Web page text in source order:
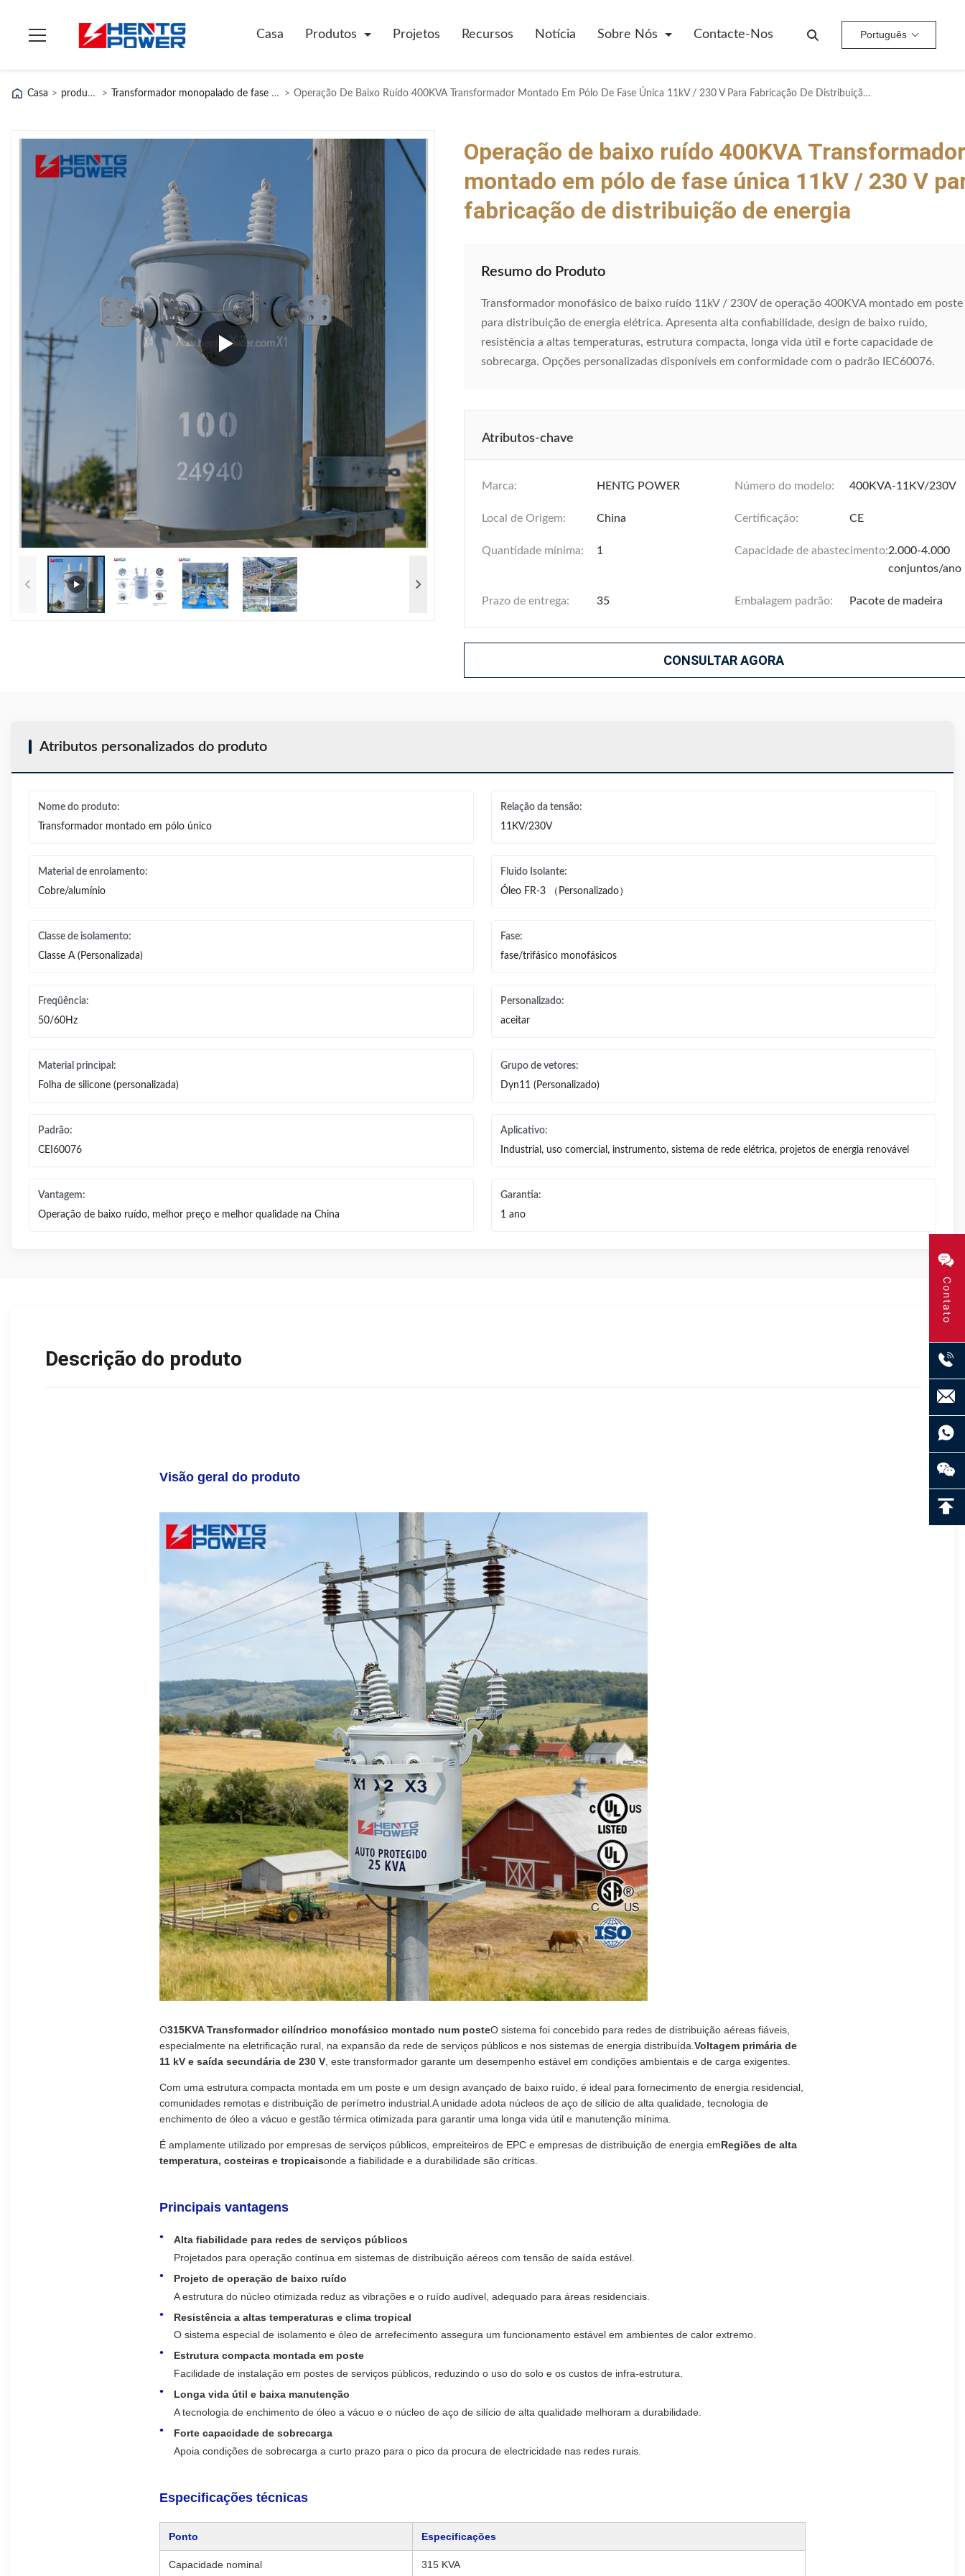
Contato
Casa Produtos Projetos Recursos Notícia Sobre Nós Contacte-Nos Português
Casa > produtos > Transformador monopalado de fase única > Operação De Baixo Ruído 400KVA Transformador Montado Em Pólo De Fase Única 11kV / 230 V Para Fabricação De Distribuição De Energia
Operação de baixo ruído 400KVA
montado em pólo de fase única 11kV / 230 V
fabricação de distribuição de energia
Resumo do Produto
Transformador monofásico de baixo ruído 11kV / 230V de operação 400KVA montado em poste
para distribuição de energia elétrica. Apresenta alta confiabilidade, design de baixo ruído,
resistência a altas temperaturas, estrutura compacta, longa vida útil e forte capacidade de
sobrecarga. Opções personalizadas disponíveis em conformidade com o padrão IEC60076.
Atributos-chave
Marca: HENTG POWER Número do modelo: 400KVA-11KV/230V
Local de Origem: China Certificação: CE
Quantidade mínima: 1 Capacidade de abastecimento:2.000-4.000
conjuntos/ano
Prazo de entrega: 35 Embalagem padrão: Pacote de madeira
CONSULTAR AGORA
Atributos personalizados do produto
Nome do produto:
Transformador montado em pólo único
Relação da tensão:
11KV/230V
Material de enrolamento:
Cobre/alumínio
Fluido Isolante:
Óleo FR-3 （Personalizado）
Classe de isolamento:
Classe A (Personalizada)
Fase:
fase/trifásico monofásicos
Freqüência:
50/60Hz
Personalizado:
aceitar
Material principal:
Folha de silicone (personalizada)
Grupo de vetores:
Dyn11 (Personalizado)
Padrão:
CEI60076
Aplicativo:
Industrial, uso comercial, instrumento, sistema de rede elétrica, projetos de energia renovável
Vantagem:
Operação de baixo ruído, melhor preço e melhor qualidade na China
Garantia:
1 ano
Descrição do produto
Visão geral do produto
O315KVA Transformador cilíndrico monofásico montado num posteO sistema foi concebido para redes de distribuição aéreas fiáveis,
especialmente na eletrificação rural, na expansão da rede de serviços públicos e nos sistemas de energia distribuída. Voltagem primária de
11 kV e saída secundária de 230 V , este transformador garante um desempenho estável em condições ambientais e de carga exigentes.
Com uma estrutura compacta montada em um poste e um design avançado de baixo ruído, é ideal para fornecimento de energia residencial,
comunidades remotas e distribuição de perímetro industrial.A unidade adota núcleos de aço de silício de alta qualidade, tecnologia de
enchimento de óleo a vácuo e gestão térmica otimizada para garantir uma longa vida útil e manutenção mínima.
É amplamente utilizado por empresas de serviços públicos, empreiteiros de EPC e empresas de distribuição de energia emRegiões de alta
temperatura, costeiras e tropicaisonde a fiabilidade e a durabilidade são críticas.
Principais vantagens
Alta fiabilidade para redes de serviços públicos
Projetados para operação contínua em sistemas de distribuição aéreos com tensão de saída estável.
Projeto de operação de baixo ruído
A estrutura do núcleo otimizada reduz as vibrações e o ruído audível, adequado para áreas residenciais.
Resistência a altas temperaturas e clima tropical
O sistema especial de isolamento e óleo de arrefecimento assegura um funcionamento estável em ambientes de calor extremo.
Estrutura compacta montada em poste
Facilidade de instalação em postes de serviços públicos, reduzindo o uso do solo e os custos de infra-estrutura.
Longa vida útil e baixa manutenção
A tecnologia de enchimento de óleo a vácuo e o núcleo de aço de silício de alta qualidade melhoram a durabilidade.
Forte capacidade de sobrecarga
Apoia condições de sobrecarga a curto prazo para o pico da procura de electricidade nas redes rurais.
Especificações técnicas
Ponto Especificações
Capacidade nominal 315 KVA